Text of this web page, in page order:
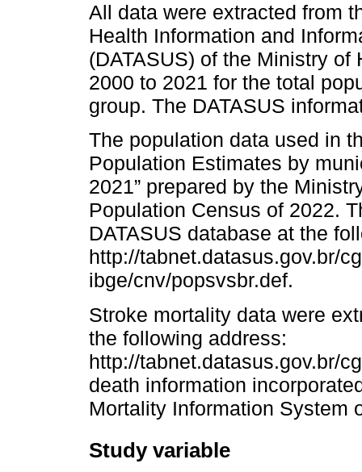
All data were extracted from
Health Information and
(DATASUS) of the Ministry
2000 to 2021 for the total
group. The DATASUS
The population data used in
Population Estimates by
2021” prepared by the
Population Census of 2022.
DATASUS database at the
http://tabnet.datasus.gov.br/
ibge/cnv/popsvsbr.def.
Stroke mortality data were
the following address:
http://tabnet.datasus.gov.br/
death information
Mortality Information System
Study variable